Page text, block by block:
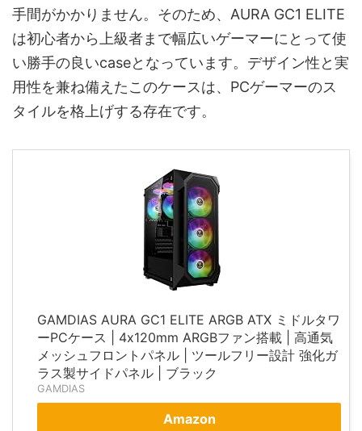
手間がかかりません。そのため、AURA GC1 ELITE
は初心者から上級者まで幅広いゲーマーにとって使
い勝手の良いcaseとなっています。デザイン性と実
用性を兼ね備えたこのケースは、PCゲーマーのス
タイルを格上げする存在です。
GAMDIAS AURA GC1 ELITE ARGB ATX ミドルタワ
ーPCケース | 4x120mm ARGBファン搭載 | 高通気
メッシュフロントパネル | ツールフリー設計 強化ガ
ラス製サイドパネル | ブラック
GAMDIAS
Amazon